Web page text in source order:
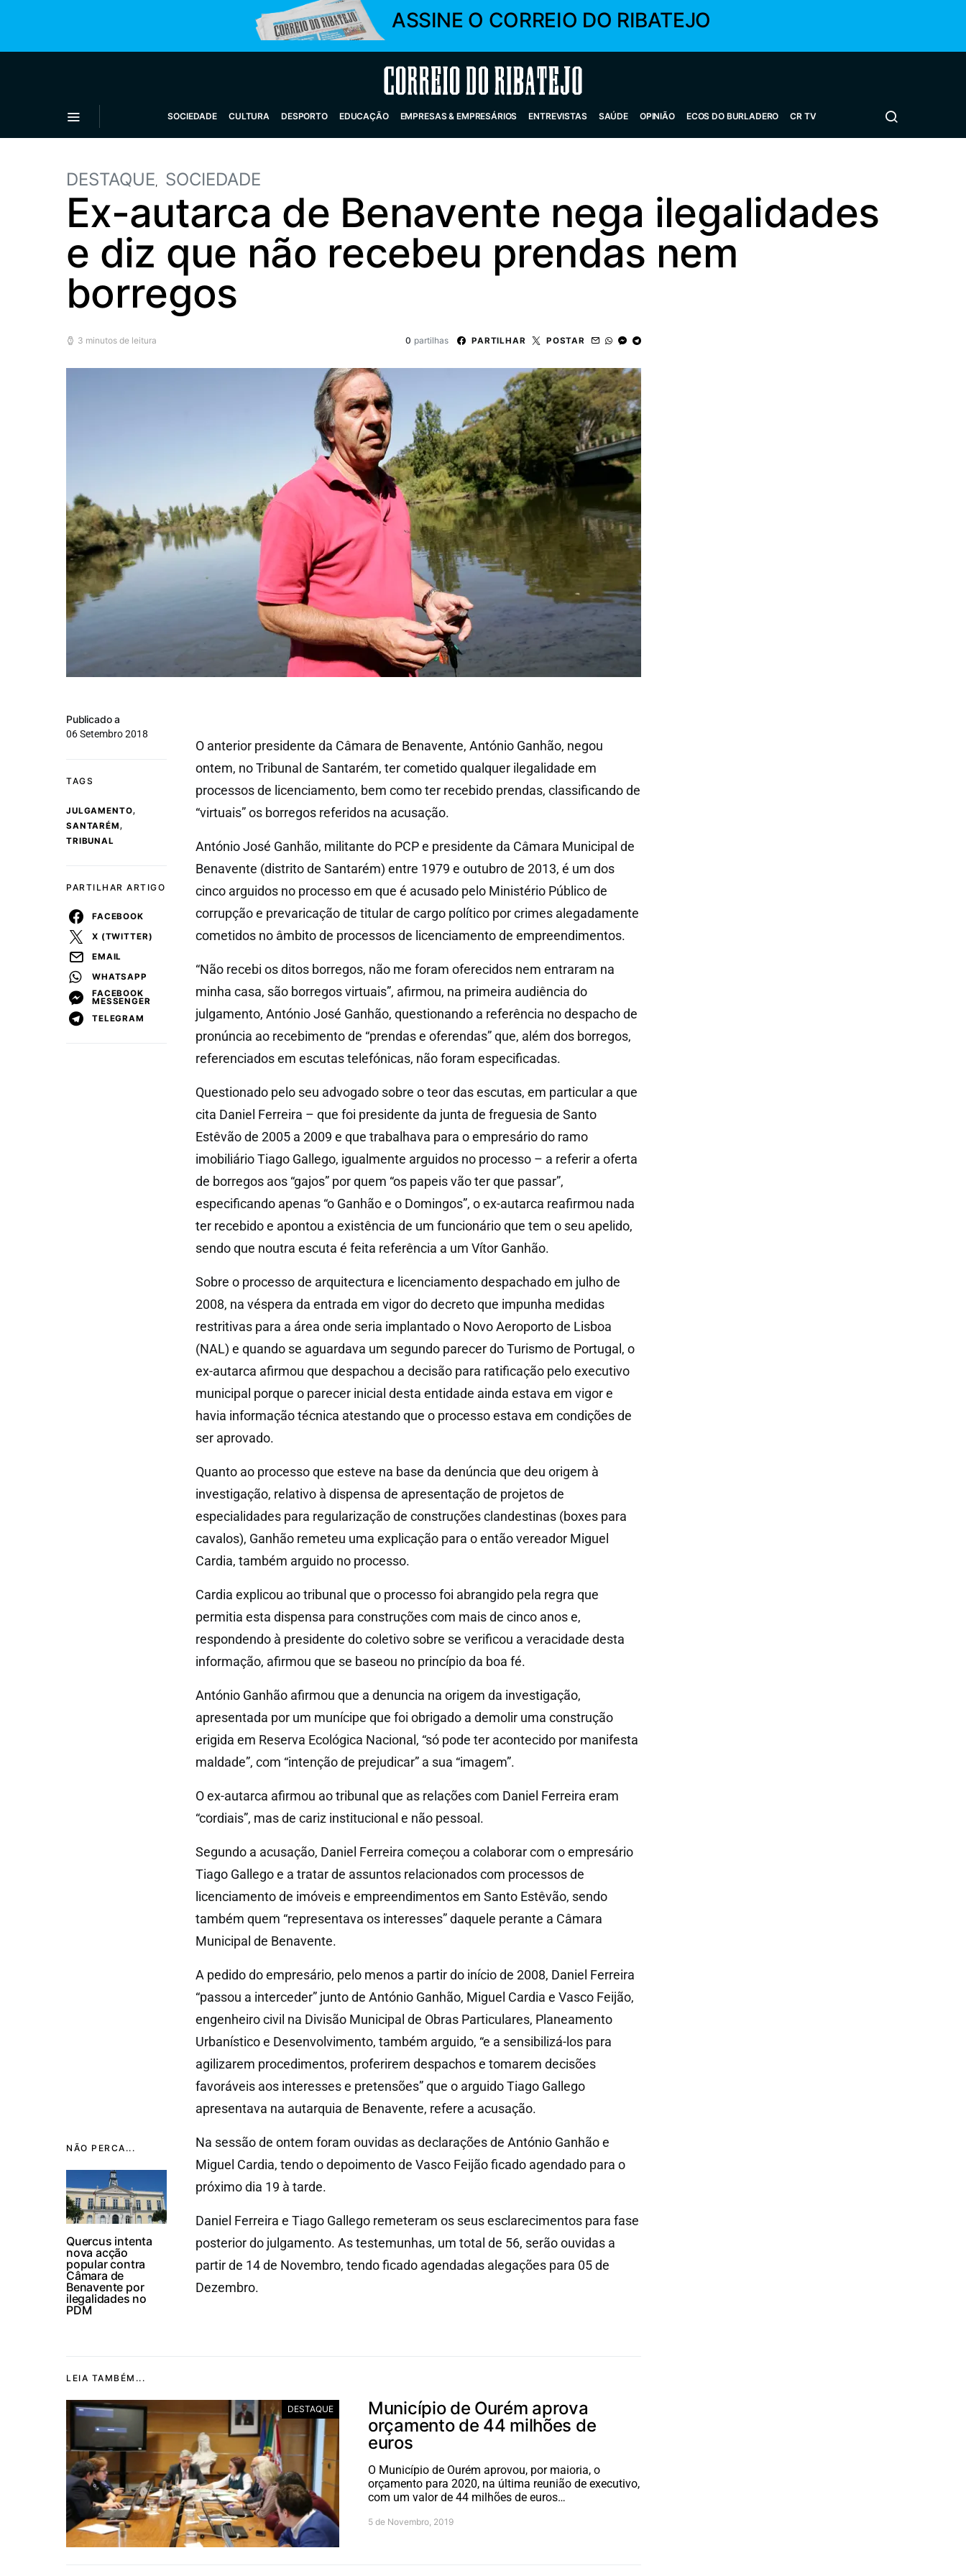
ASSINE O CORREIO DO RIBATEJO
Correio do Ribatejo
SOCIEDADE CULTURA DESPORTO EDUCAÇÃO EMPRESAS & EMPRESÁRIOS ENTREVISTAS SAÚDE OPINIÃO ECOS DO BURLADERO CR TV
DESTAQUE SOCIEDADE
Ex-autarca de Benavente nega ilegalidades
e diz que não recebeu prendas nem
borregos
3 minutos de leitura 0 partilhas PARTILHAR POSTAR
NÃO PERCA...
Quercus intenta
nova acção
popular contra
Câmara de
Benavente por
ilegalidades no
PDM
Publicado a
06 Setembro 2018
TAGS
JULGAMENTO,
SANTARÉM,
TRIBUNAL
PARTILHAR ARTIGO
FACEBOOK
X (TWITTER)
EMAIL
WHATSAPP
FACEBOOK
MESSENGER
TELEGRAM
O anterior presidente da Câmara de Benavente, António Ganhão, negou
ontem, no Tribunal de Santarém, ter cometido qualquer ilegalidade em
processos de licenciamento, bem como ter recebido prendas, classificando de
“virtuais” os borregos referidos na acusação.
António José Ganhão, militante do PCP e presidente da Câmara Municipal de
Benavente (distrito de Santarém) entre 1979 e outubro de 2013, é um dos
cinco arguidos no processo em que é acusado pelo Ministério Público de
corrupção e prevaricação de titular de cargo político por crimes alegadamente
cometidos no âmbito de processos de licenciamento de empreendimentos.
“Não recebi os ditos borregos, não me foram oferecidos nem entraram na
minha casa, são borregos virtuais”, afirmou, na primeira audiência do
julgamento, António José Ganhão, questionando a referência no despacho de
pronúncia ao recebimento de “prendas e oferendas” que, além dos borregos,
referenciados em escutas telefónicas, não foram especificadas.
Questionado pelo seu advogado sobre o teor das escutas, em particular a que
cita Daniel Ferreira – que foi presidente da junta de freguesia de Santo
Estêvão de 2005 a 2009 e que trabalhava para o empresário do ramo
imobiliário Tiago Gallego, igualmente arguidos no processo – a referir a oferta
de borregos aos “gajos” por quem “os papeis vão ter que passar”,
especificando apenas “o Ganhão e o Domingos”, o ex-autarca reafirmou nada
ter recebido e apontou a existência de um funcionário que tem o seu apelido,
sendo que noutra escuta é feita referência a um Vítor Ganhão.
Sobre o processo de arquitectura e licenciamento despachado em julho de
2008, na véspera da entrada em vigor do decreto que impunha medidas
restritivas para a área onde seria implantado o Novo Aeroporto de Lisboa
(NAL) e quando se aguardava um segundo parecer do Turismo de Portugal, o
ex-autarca afirmou que despachou a decisão para ratificação pelo executivo
municipal porque o parecer inicial desta entidade ainda estava em vigor e
havia informação técnica atestando que o processo estava em condições de
ser aprovado.
Quanto ao processo que esteve na base da denúncia que deu origem à
investigação, relativo à dispensa de apresentação de projetos de
especialidades para regularização de construções clandestinas (boxes para
cavalos), Ganhão remeteu uma explicação para o então vereador Miguel
Cardia, também arguido no processo.
Cardia explicou ao tribunal que o processo foi abrangido pela regra que
permitia esta dispensa para construções com mais de cinco anos e,
respondendo à presidente do coletivo sobre se verificou a veracidade desta
informação, afirmou que se baseou no princípio da boa fé.
António Ganhão afirmou que a denuncia na origem da investigação,
apresentada por um munícipe que foi obrigado a demolir uma construção
erigida em Reserva Ecológica Nacional, “só pode ter acontecido por manifesta
maldade”, com “intenção de prejudicar” a sua “imagem”.
O ex-autarca afirmou ao tribunal que as relações com Daniel Ferreira eram
“cordiais”, mas de cariz institucional e não pessoal.
Segundo a acusação, Daniel Ferreira começou a colaborar com o empresário
Tiago Gallego e a tratar de assuntos relacionados com processos de
licenciamento de imóveis e empreendimentos em Santo Estêvão, sendo
também quem “representava os interesses” daquele perante a Câmara
Municipal de Benavente.
A pedido do empresário, pelo menos a partir do início de 2008, Daniel Ferreira
“passou a interceder” junto de António Ganhão, Miguel Cardia e Vasco Feijão,
engenheiro civil na Divisão Municipal de Obras Particulares, Planeamento
Urbanístico e Desenvolvimento, também arguido, “e a sensibilizá-los para
agilizarem procedimentos, proferirem despachos e tomarem decisões
favoráveis aos interesses e pretensões” que o arguido Tiago Gallego
apresentava na autarquia de Benavente, refere a acusação.
Na sessão de ontem foram ouvidas as declarações de António Ganhão e
Miguel Cardia, tendo o depoimento de Vasco Feijão ficado agendado para o
próximo dia 19 à tarde.
Daniel Ferreira e Tiago Gallego remeteram os seus esclarecimentos para fase
posterior do julgamento. As testemunhas, um total de 56, serão ouvidas a
partir de 14 de Novembro, tendo ficado agendadas alegações para 05 de
Dezembro.
LEIA TAMBÉM...
DESTAQUE
Município de Ourém aprova
orçamento de 44 milhões de
euros
O Município de Ourém aprovou, por maioria, o
orçamento para 2020, na última reunião de executivo,
com um valor de 44 milhões de euros…
5 de Novembro, 2019